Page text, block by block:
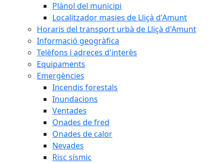
Plànol del municipi
Localitzador masies de Lliçà d'Amunt
Horaris del transport urbà de Lliçà d'Amunt
Informació geogràfica
Telèfons i adreces d'interès
Equipaments
Emergències
Incendis forestals
Inundacions
Ventades
Onades de fred
Onades de calor
Nevades
Risc sísmic